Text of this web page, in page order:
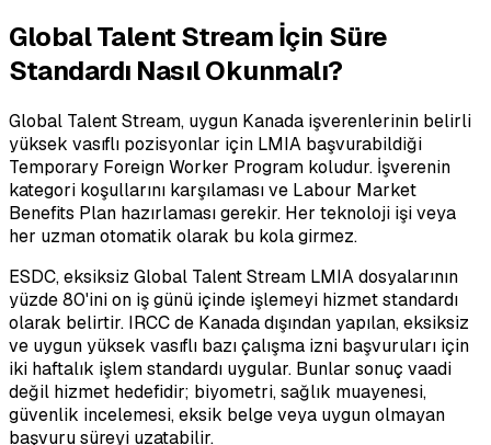
Global Talent Stream İçin Süre
Standardı Nasıl Okunmalı?
Global Talent Stream, uygun Kanada işverenlerinin belirli
yüksek vasıflı pozisyonlar için LMIA başvurabildiği
Temporary Foreign Worker Program koludur. İşverenin
kategori koşullarını karşılaması ve Labour Market
Benefits Plan hazırlaması gerekir. Her teknoloji işi veya
her uzman otomatik olarak bu kola girmez.
ESDC, eksiksiz Global Talent Stream LMIA dosyalarının
yüzde 80'ini on iş günü içinde işlemeyi hizmet standardı
olarak belirtir. IRCC de Kanada dışından yapılan, eksiksiz
ve uygun yüksek vasıflı bazı çalışma izni başvuruları için
iki haftalık işlem standardı uygular. Bunlar sonuç vaadi
değil hizmet hedefidir; biyometri, sağlık muayenesi,
güvenlik incelemesi, eksik belge veya uygun olmayan
başvuru süreyi uzatabilir.